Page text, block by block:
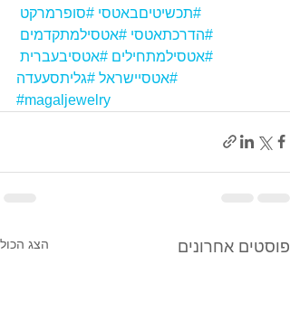
#תכשיטיםבאטסי #סופרמרקט
#הדרכתאטסי #אטסילמתקדמים
#אטסילמתחילים #אטסיבעברית
#אטסיישראל #גליתסעעדה
#magaljewelry
פוסטים אחרונים הצג הכול